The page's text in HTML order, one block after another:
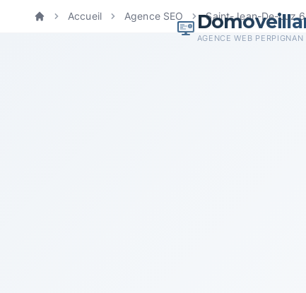
AGENCE WEB PERPIGNAN
Accueil Agence SEO Saint-Jean-De-Luz